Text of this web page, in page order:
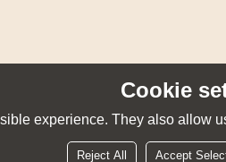
Cookie
experience. They also allow
Reject All Accept